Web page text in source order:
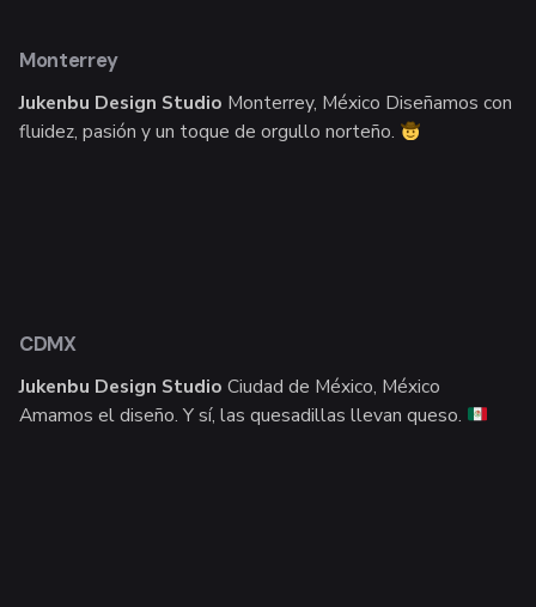
Monterrey
Jukenbu Design Studio Monterrey, México Diseñamos con
fluidez, pasión y un toque de orgullo norteño.
CDMX
Jukenbu Design Studio Ciudad de México, México
Amamos el diseño. Y sí, las quesadillas llevan queso.